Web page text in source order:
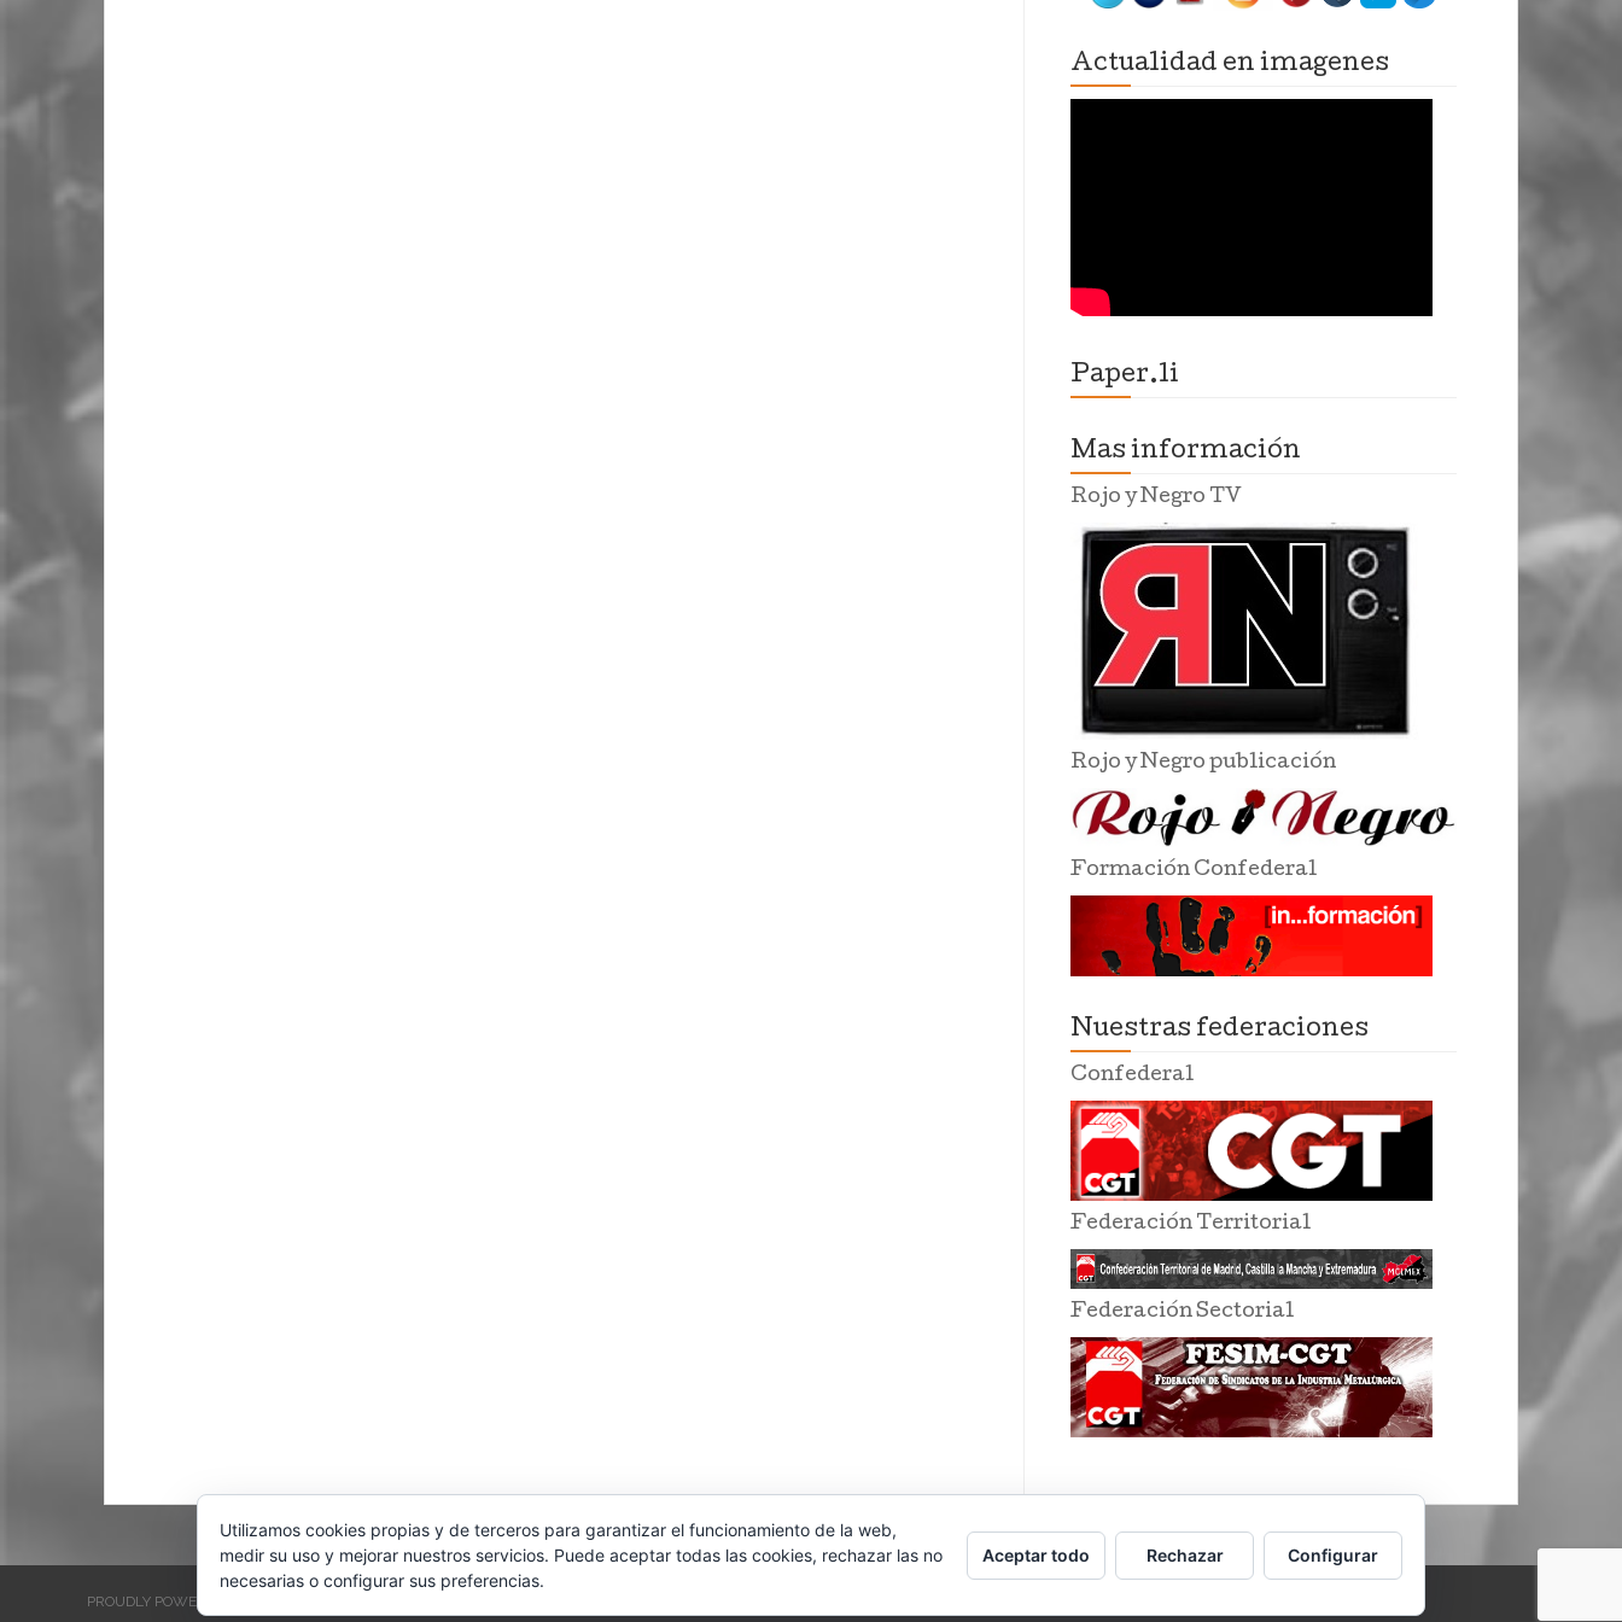
Actualidad en imagenes
Paper.li
Mas información
Rojo y Negro TV
Rojo y Negro publicación
Formación Confederal
Nuestras federaciones
Confederal
Federación Territorial
Federación Sectorial
PROUDLY POWERED BY WORDPRESS
Utilizamos cookies propias y de terceros para garantizar el funcionamiento de la web,
medir su uso y mejorar nuestros servicios. Puede aceptar todas las cookies, rechazar las no
necesarias o configurar sus preferencias.
Aceptar todo Rechazar Configurar